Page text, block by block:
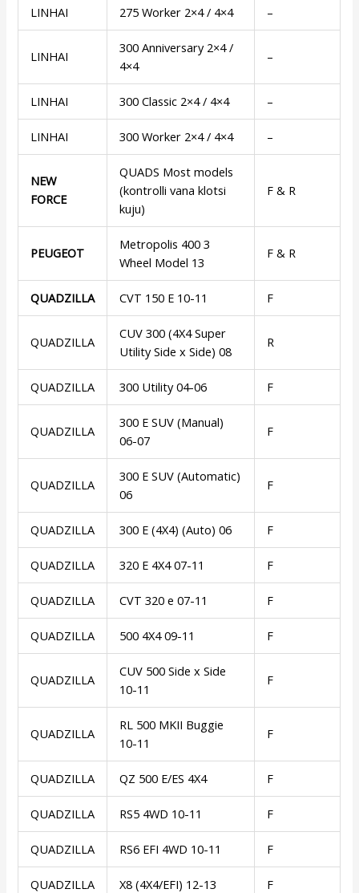
LINHAI 275 Worker 2×4 / 4×4 –
LINHAI
300 Anniversary 2×4 /
4×4
–
LINHAI 300 Classic 2×4 / 4×4 –
LINHAI 300 Worker 2×4 / 4×4 –
NEW
FORCE
QUADS Most models
(kontrolli vana klotsi
kuju)
F & R
PEUGEOT
Metropolis 400 3
Wheel Model 13
F & R
QUADZILLA CVT 150 E 10-11 F
QUADZILLA
CUV 300 (4X4 Super
Utility Side x Side) 08
R
QUADZILLA 300 Utility 04-06 F
QUADZILLA
300 E SUV (Manual)
06-07
F
QUADZILLA
300 E SUV (Automatic)
06
F
QUADZILLA 300 E (4X4) (Auto) 06 F
QUADZILLA 320 E 4X4 07-11 F
QUADZILLA CVT 320 e 07-11 F
QUADZILLA 500 4X4 09-11 F
QUADZILLA
CUV 500 Side x Side
10-11
F
QUADZILLA
RL 500 MKII Buggie
10-11
F
QUADZILLA QZ 500 E/ES 4X4 F
QUADZILLA RS5 4WD 10-11 F
QUADZILLA RS6 EFI 4WD 10-11 F
QUADZILLA X8 (4X4/EFI) 12-13 F